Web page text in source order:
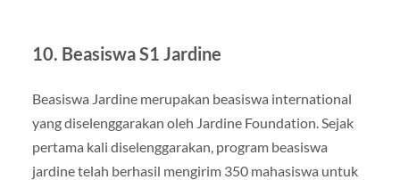
10. Beasiswa S1 Jardine
Beasiswa Jardine merupakan beasiswa international
yang diselenggarakan oleh Jardine Foundation. Sejak
pertama kali diselenggarakan, program beasiswa
jardine telah berhasil mengirim 350 mahasiswa untuk